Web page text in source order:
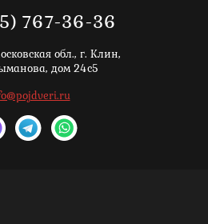
767-36-36
обл., г. Клин,
дом 24с5